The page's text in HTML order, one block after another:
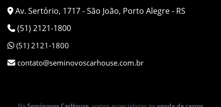
Av. Sertório, 1717 - São João, Porto Alegre - RS
(51) 2121-1800
(51) 2121-1800
contato@seminovoscarhouse.com.br